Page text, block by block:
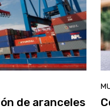
de aranceles